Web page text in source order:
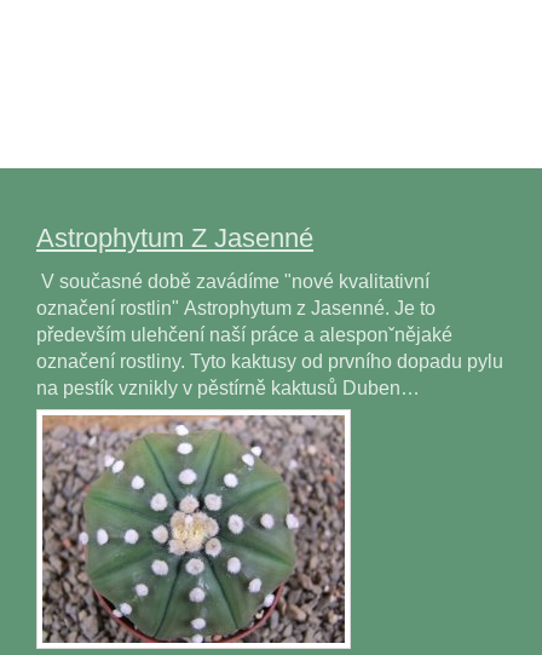
Astrophytum Z Jasenné
V současné době zavádíme "nové kvalitativní
označení rostlin" Astrophytum z Jasenné. Je to
především ulehčení naší práce a alesponˇnějaké
označení rostliny. Tyto kaktusy od prvního dopadu pylu
na pestík vznikly v pěstírně kaktusů Duben…